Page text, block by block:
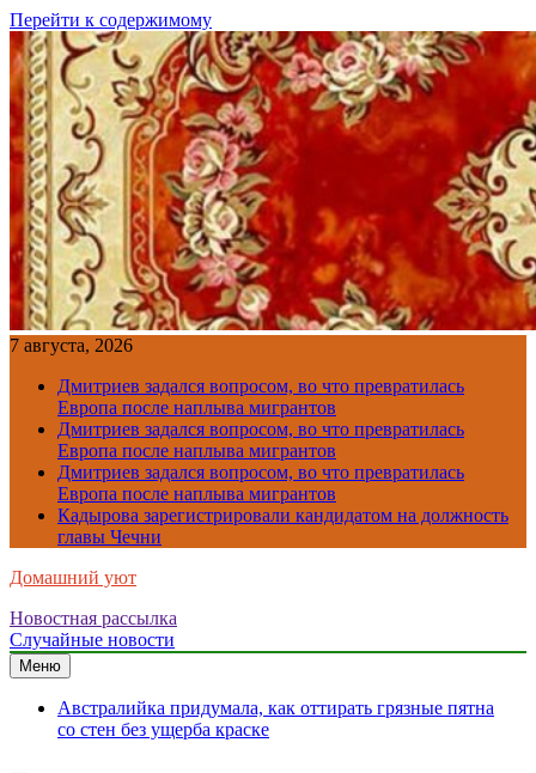
Перейти к содержимому
7 августа, 2026
Дмитриев задался вопросом, во что превратилась
Европа после наплыва мигрантов
Дмитриев задался вопросом, во что превратилась
Европа после наплыва мигрантов
Дмитриев задался вопросом, во что превратилась
Европа после наплыва мигрантов
Кадырова зарегистрировали кандидатом на должность
главы Чечни
Домашний уют
Новостная рассылка
Случайные новости
Меню
Австралийка придумала, как оттирать грязные пятна
со стен без ущерба краске